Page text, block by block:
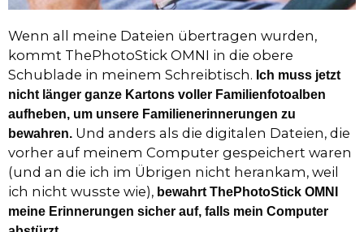
Wenn all meine Dateien übertragen wurden,
kommt ThePhotoStick OMNI in die obere
Schublade in meinem Schreibtisch. Ich muss jetzt
nicht länger ganze Kartons voller Familienfotoalben
aufheben, um unsere Familienerinnerungen zu
bewahren. Und anders als die digitalen Dateien, die
vorher auf meinem Computer gespeichert waren
(und an die ich im Übrigen nicht herankam, weil
ich nicht wusste wie), bewahrt ThePhotoStick OMNI
meine Erinnerungen sicher auf, falls mein Computer